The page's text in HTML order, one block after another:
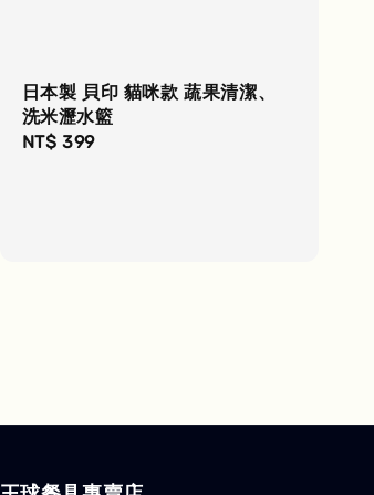
日本製 貝印 貓咪款 蔬果清潔、
洗米瀝水籃
Regular
NT$ 399